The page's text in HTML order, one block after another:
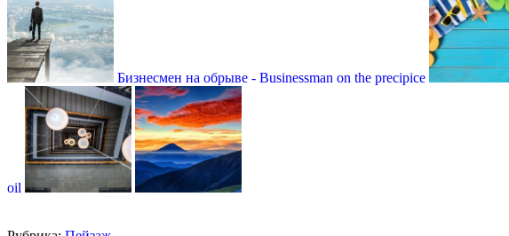
Бизнесмен на обрыве - Businessman on the precipice
oil